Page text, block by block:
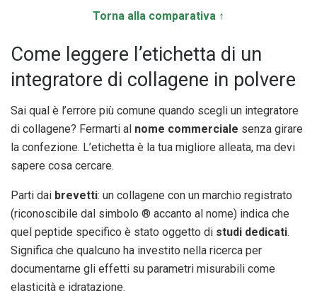
Torna alla comparativa ↑
Come leggere l’etichetta di un
integratore di collagene in polvere
Sai qual è l’errore più comune quando scegli un integratore
di collagene? Fermarti al nome commerciale senza girare
la confezione. L’etichetta è la tua migliore alleata, ma devi
sapere cosa cercare.
Parti dai brevetti: un collagene con un marchio registrato
(riconoscibile dal simbolo ® accanto al nome) indica che
quel peptide specifico è stato oggetto di studi dedicati.
Significa che qualcuno ha investito nella ricerca per
documentarne gli effetti su parametri misurabili come
elasticità e idratazione.